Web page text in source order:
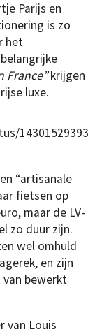
Parijs en
is zo
het
France”krijgen
luxe.
14301529393
“artisanale
fietsen op
maar de LV-
zo duur zijn.
wel omhuld
en zijn
van bewerkt
van Louis